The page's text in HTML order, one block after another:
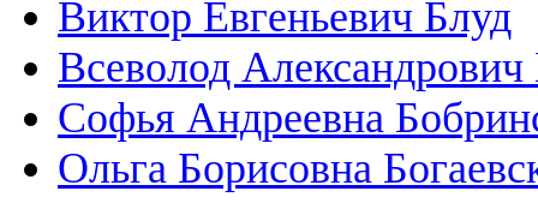
Виктор Евгеньевич Блуд
Всеволод
Софья Андреевна
Ольга Борисовна